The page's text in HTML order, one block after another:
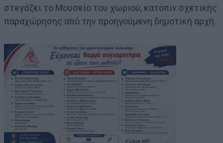
στεγάζει το Μουσείο του χωριού, κατόπιν σχετικής
παραχώρησης από την προηγούμενη δημοτική αρχή.